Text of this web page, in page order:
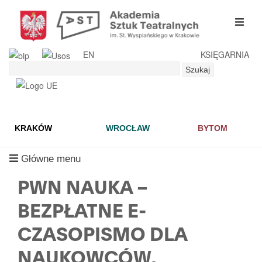
EN
KSIĘGARNIA
Szukaj
KRAKÓW WROCŁAW BYTOM
mobilne
menu
Główne menu
PWN NAUKA –
BEZPŁATNE E-
CZASOPISMO DLA